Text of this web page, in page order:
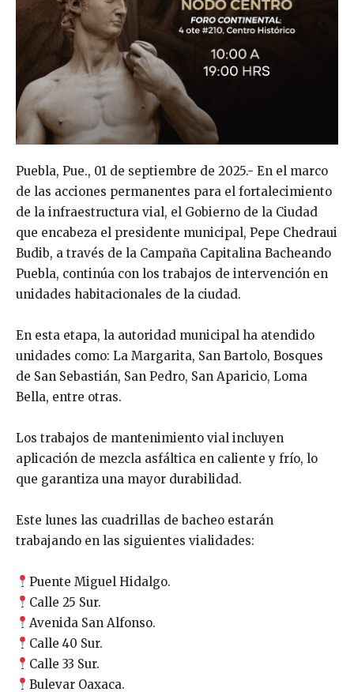
Puebla, Pue., 01 de septiembre de 2025.- En el marco
de las acciones permanentes para el fortalecimiento
de la infraestructura vial, el Gobierno de la Ciudad
que encabeza el presidente municipal, Pepe Chedraui
Budib, a través de la Campaña Capitalina Bacheando
Puebla, continúa con los trabajos de intervención en
unidades habitacionales de la ciudad.
En esta etapa, la autoridad municipal ha atendido
unidades como: La Margarita, San Bartolo, Bosques
de San Sebastián, San Pedro, San Aparicio, Loma
Bella, entre otras.
Los trabajos de mantenimiento vial incluyen
aplicación de mezcla asfáltica en caliente y frío, lo
que garantiza una mayor durabilidad.
Este lunes las cuadrillas de bacheo estarán
trabajando en las siguientes vialidades:
Puente Miguel Hidalgo.
Calle 25 Sur.
Avenida San Alfonso.
Calle 40 Sur.
Calle 33 Sur.
Bulevar Oaxaca.